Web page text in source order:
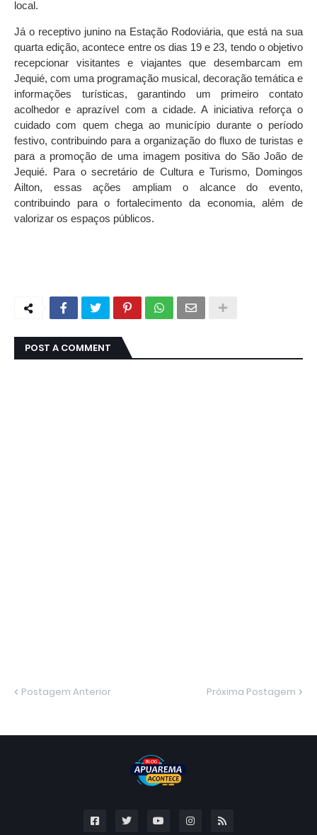
local.
Já o receptivo junino na Estação Rodoviária, que está na sua
quarta edição, acontece entre os dias 19 e 23, tendo o objetivo
recepcionar visitantes e viajantes que desembarcam em
Jequié, com uma programação musical, decoração temática e
informações turísticas, garantindo um primeiro contato
acolhedor e aprazível com a cidade. A iniciativa reforça o
cuidado com quem chega ao município durante o período
festivo, contribuindo para a organização do fluxo de turistas e
para a promoção de uma imagem positiva do São João de
Jequié. Para o secretário de Cultura e Turismo, Domingos
Ailton, essas ações ampliam o alcance do evento,
contribuindo para o fortalecimento da economia, além de
valorizar os espaços públicos.
POST A COMMENT
Postagem Anterior Próxima Postagem